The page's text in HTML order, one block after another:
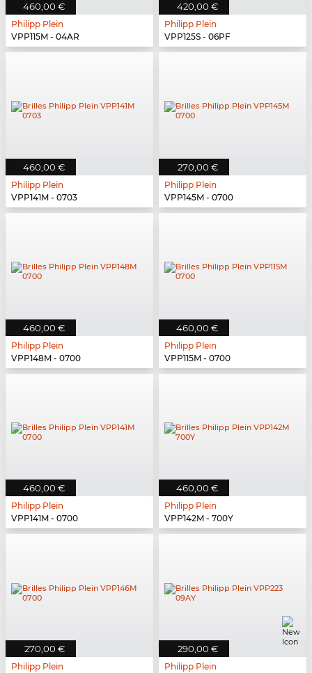
460,00 €
Philipp Plein
VPP115M - 04AR
420,00 €
Philipp Plein
VPP125S - 06PF
460,00 €
Philipp Plein
VPP141M - 0703
270,00 €
Philipp Plein
VPP145M - 0700
460,00 €
Philipp Plein
VPP148M - 0700
460,00 €
Philipp Plein
VPP115M - 0700
460,00 €
Philipp Plein
VPP141M - 0700
460,00 €
Philipp Plein
VPP142M - 700Y
270,00 €
Philipp Plein
290,00 €
Philipp Plein